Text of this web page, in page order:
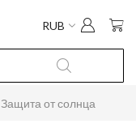
RUB
Защита от солнца